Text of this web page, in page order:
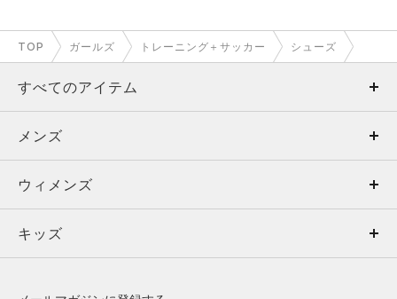
TOP ガールズ トレーニング＋サッカー シューズ
すべてのアイテム
メンズ
ウィメンズ
キッズ
メンズ
トップス
ボトムス
ウィメンズ
トップス
キッズ